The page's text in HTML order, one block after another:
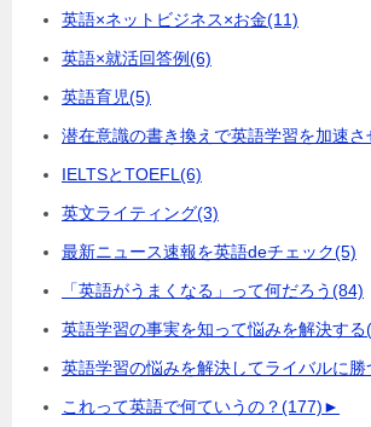
英語×ネットビジネス×お金(11)
英語×就活回答例(6)
英語育児(5)
潜在意識の書き換えで英語学習を加速さ
IELTSとTOEFL (6)
英文ライティング(3)
最新ニュース速報を英語deチェック(5)
「英語がうまくなる」って何だろう(84)
英語学習の事実を知って悩みを解決する
英語学習の悩みを解決してライバルに勝
これって英語で何ていうの？(177)►